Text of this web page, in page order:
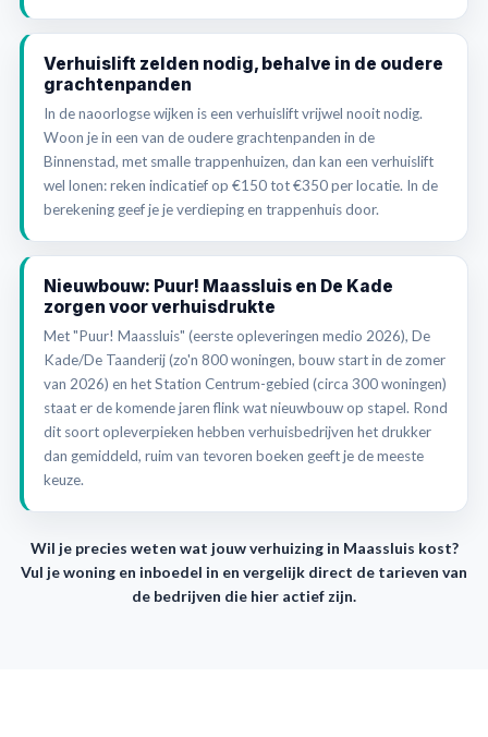
Verhuislift zelden nodig, behalve in de oudere
grachtenpanden
In de naoorlogse wijken is een verhuislift vrijwel nooit nodig.
Woon je in een van de oudere grachtenpanden in de
Binnenstad, met smalle trappenhuizen, dan kan een verhuislift
wel lonen: reken indicatief op €150 tot €350 per locatie. In de
berekening geef je je verdieping en trappenhuis door.
Nieuwbouw: Puur! Maassluis en De Kade
zorgen voor verhuisdrukte
Met "Puur! Maassluis" (eerste opleveringen medio 2026), De
Kade/De Taanderij (zo'n 800 woningen, bouw start in de zomer
van 2026) en het Station Centrum-gebied (circa 300 woningen)
staat er de komende jaren flink wat nieuwbouw op stapel. Rond
dit soort opleverpieken hebben verhuisbedrijven het drukker
dan gemiddeld, ruim van tevoren boeken geeft je de meeste
keuze.
Wil je precies weten wat jouw verhuizing in Maassluis kost?
Vul je woning en inboedel in en vergelijk direct de tarieven van
de bedrijven die hier actief zijn.